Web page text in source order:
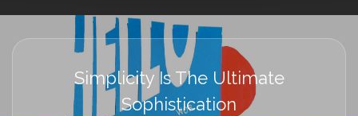
Simplicity Is The Ultimate
Sophistication